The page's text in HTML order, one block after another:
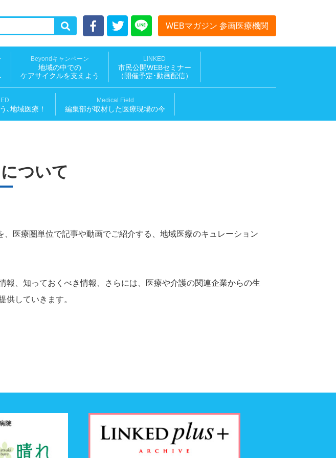
WEBマガジン 参画医療機関
Beyondキャンペーン
地域の中での
ケアサイクルを支えよう
LINKED
市民公開WEBセミナー
（開催予定･動画配信）
､地域医療！
Medical Field
編集部が取材した医療現場の今
ついて
医療圏単位で記事や動画でご紹介する、地域医療のキュレーション
、知っておくべき情報、さらには、医療や介護の関連企業からの生
供していきます。